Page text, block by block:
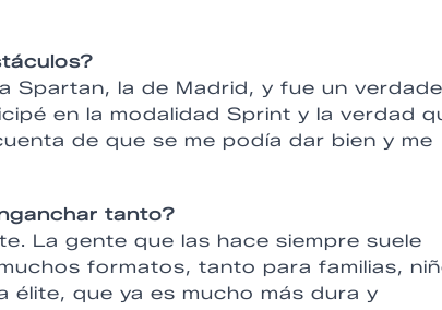
Spartan, la de Madrid, y fue un
en la modalidad Sprint y la verdad
de que se me podía dar bien y me
tanto?
La gente que las hace siempre suele
formatos, tanto para familias,
que ya es mucho más dura y